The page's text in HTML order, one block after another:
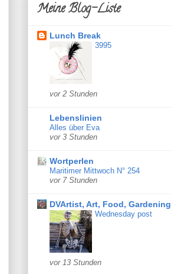
Meine Blog-Liste
Lunch Break
3995
vor 2 Stunden
Lebenslinien
Alles über Eva
vor 3 Stunden
Wortperlen
Maritimer Mittwoch N° 254
vor 7 Stunden
DVArtist, Art, Food, Gardening
Wednesday post
vor 13 Stunden